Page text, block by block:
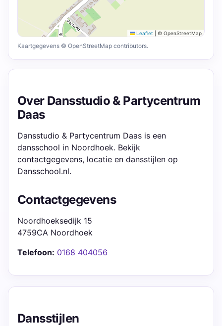
Leaflet © OpenStreetMap
Kaartgegevens © OpenStreetMap contributors.
Over Dansstudio & Partycentrum
Daas
Dansstudio & Partycentrum Daas is een
dansschool in Noordhoek. Bekijk
contactgegevens, locatie en dansstijlen op
Dansschool.nl.
Contactgegevens
Noordhoeksedijk 15
4759CA Noordhoek
Telefoon: 0168 404056
Dansstijlen